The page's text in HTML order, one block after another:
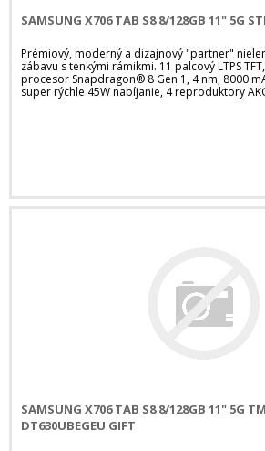
SAMSUNG X706 TAB S8 8/128GB 11" 5G
Prémiový, moderný a dizajnový "partner"
zábavu s tenkými rámikmi. 11 palcový LTPS
procesor Snapdragon® 8 Gen 1, 4 nm, 8000
super rýchle 45W nabíjanie, 4 reproduktory
SAMSUNG X706 TAB S8 8/128GB 11" 5G
DT630UBEGEU GIFT